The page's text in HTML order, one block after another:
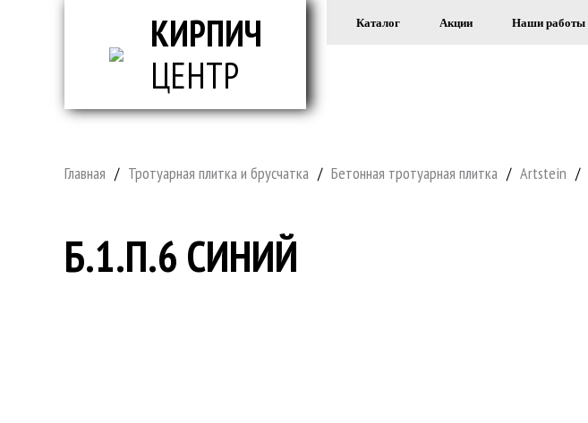
КИРПИЧ
ЦЕНТР
Каталог Акции Наши работы
Главная / Тротуарная плитка и брусчатка / Бетонная тротуарная плитка / Artstein /
Б.1.П.6 СИНИЙ